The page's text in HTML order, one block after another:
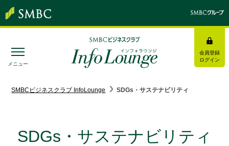
メニュー
会員登録
ログイン
みんなの研修
SMBCビジネスクラブ InfoLounge SDGs・サステナビリティ
SDGs・サステナビリティ